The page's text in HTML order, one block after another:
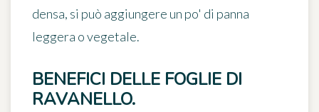
densa, si può aggiungere un po' di panna
leggera o vegetale.
BENEFICI DELLE FOGLIE DI
RAVANELLO.